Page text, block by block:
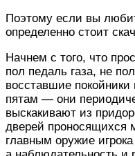
Поэтому если вы
определенно стоит
Начнем с того, что
пол педаль газа, не
восставшие
пятам — они
выскакивают из
дверей проносящихся
главным оружие